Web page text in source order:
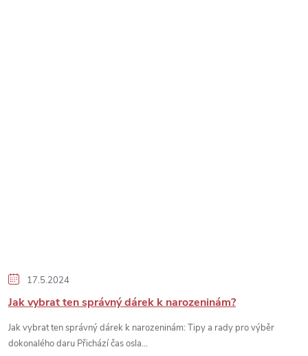
17.5.2024
Jak vybrat ten správný dárek k narozeninám?
Jak vybrat ten správný dárek k narozeninám: Tipy a rady pro výběr
dokonalého daru Přichází čas osla...